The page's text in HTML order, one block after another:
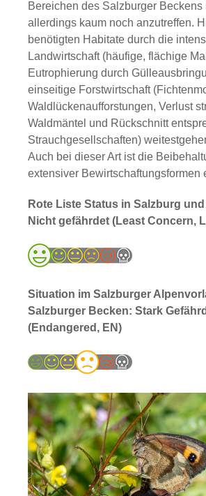
Bereichen des Salzburger Beckens
allerdings kaum noch anzutreffen.
benötigten Habitate durch die
Landwirtschaft (häufige, flächige
Eutrophierung durch
einseitige Forstwirtschaft
Waldlückenaufforstungen, Verlust
Waldmäntel und Rückschnitt
Strauchgesellschaften)
Auch bei dieser Art ist die
extensiver Bewirtschaftungsformen
Rote Liste Status in Salzburg
Nicht gefährdet (Least Concern,
Situation im Salzburger
Salzburger Becken: Stark
(Endangered, EN)